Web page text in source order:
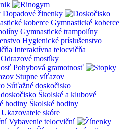
Dopadové žinenky
Gymnastické koberce
Gymnastické trampolíny
Hygienické príslušenstvo
Interaktívna telocvičňa
Odrazové mostíky
Pohybová gramotnosť
Stupne víťazov
Súťažné doskočisko
Školské a klubové
Školské hodiny
Ukazovatele skóre
Vybavenie telocviční